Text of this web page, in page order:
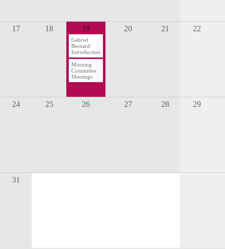
17 18 19
Gabriel
Bernard:
Introduction
Morning
Committee
Meetings
20 21 22
24 25 26 27 28 29
31